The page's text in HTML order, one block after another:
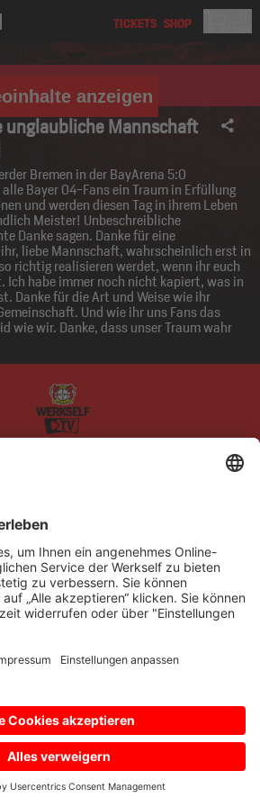
anzeigen
unglaubliche Mannschaft
Bremen in der BayArena 5:0
Bayer 04-Fans ein Traum in Erfüllung
und werden diesen Tag in ihrem Leben
Meister! Unbeschreibliche
Danke sagen. Danke für eine
liebe Mannschaft, wahrscheinlich erst in
richtig realisieren werdet, wenn ihr euch
Ich habe immer noch nicht kapiert, was in
Danke für die Art und Weise wie ihr
Und wie ihr uns Fans das
wie wir. Danke, dass unser Traum wahr
Bayer 04 Leverkusen Fussball GmbH